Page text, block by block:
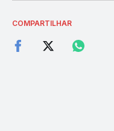
COMPARTILHAR